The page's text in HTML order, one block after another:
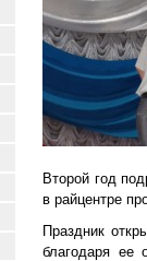
Второй год
в райцентре
Праздник
благодаря ее